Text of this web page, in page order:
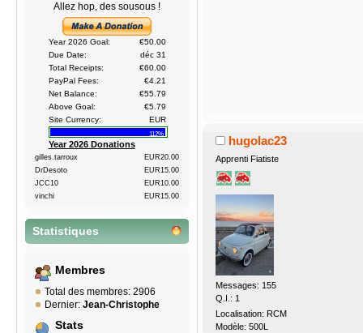
Allez hop, des sousous !
Year 2026 Goal:
€50.00
Due Date:
déc 31
Total Receipts:
€60.00
PayPal Fees:
€4.21
Net Balance:
€55.79
Above Goal:
€5.79
Site Currency:
EUR
112%
Year 2026 Donations
gilles.tarroux
EUR20.00
DrDesoto
EUR15.00
JCC10
EUR10.00
vinchi
EUR15.00
Statistiques
Membres
Total des membres: 2906
Dernier: Jean-Christophe
Stats
hugolac23
Apprenti Fiatiste
Messages: 155
Q.I.: 1
Localisation: RCM
Modèle: 500L